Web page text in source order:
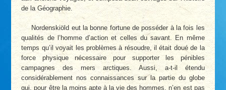
de la Géographie.
Nordenskiöld eut la bonne fortune de posséder à la fois les
qualités de l’homme d’action et celles du savant. En même
temps qu’il voyait les problèmes à résoudre, il était doué de la
force physique nécessaire pour supporter les pénibles
campagnes des mers arctiques. Aussi, a-t-il étendu
considérablement nos connaissances sur la partie du globe
qui, pour être la moins apte à la vie des hommes, n’en est pas